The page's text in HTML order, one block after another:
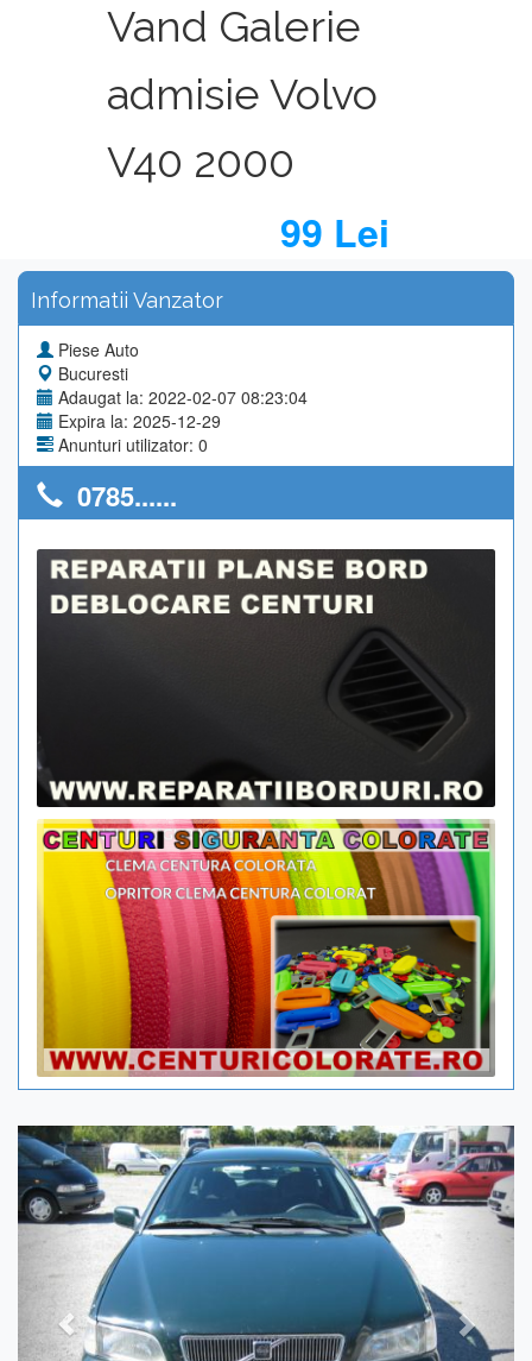
Vand Galerie
admisie Volvo
V40 2000
99 Lei
Informatii Vanzator
Piese Auto
Bucuresti
Adaugat la: 2022-02-07 08:23:04
Expira la: 2025-12-29
Anunturi utilizator: 0
0785......
Previous Next